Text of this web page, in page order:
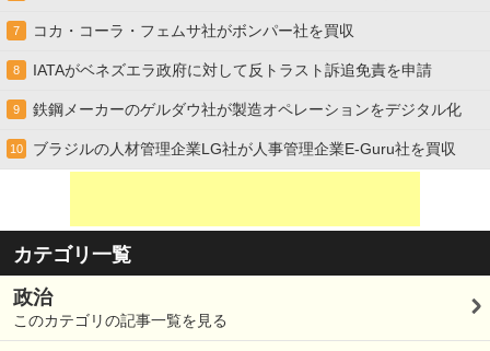
7 コカ・コーラ・フェムサ社がボンパー社を買収
8 IATAがベネズエラ政府に対して反トラスト訴追免責を申請
9 鉄鋼メーカーのゲルダウ社が製造オペレーションをデジタル化
10 ブラジルの人材管理企業LG社が人事管理企業E-Guru社を買収
カテゴリ一覧
政治
このカテゴリの記事一覧を見る